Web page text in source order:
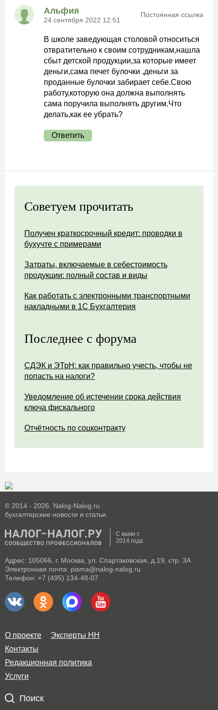
Альфия
24 сентября 2022 12:51
Постоянная ссылка
В школе заведующая столовой относиться
отвратительно к своим сотрудникам,нашла
сбыт детской продукции,за которые имеет
деньги,сама печет булочки ,деньги за
проданные булочки забирает себе.Свою
работу,которую она должна выполнять
сама поручила выполнять другим.Что
делать,как ее убрать?
Ответить
Советуем прочитать
Получен краткосрочный кредит: проводки в
бухучте с примерами
Затраты, включаемые в себестоимость
продукции: полный состав и виды
Как работать с электронными транспортными
накладными в 1С Бухгалтерия
Последнее с форума
СДЭК и ЭТрН: как правильно учесть, чтобы не
попасть на налоги?
Уведомление об истечении срока действия
ключа фискального
Отчётность по соцконтракту
© 2014 - 2026. Nalog-Nalog.ru
бухгалтерские новости и статьи.
С вами с
2014 года
Адрес: 105066, г. Москва, ул. Спартаковская, д.19, стр. 3А
Электронная почта: pisma@nalog-nalog.ru
Телефон: +7 (495) 134-48-07
О проекте
Эксперты НН
Контакты
Редакционная политика
Услуги
Поиск